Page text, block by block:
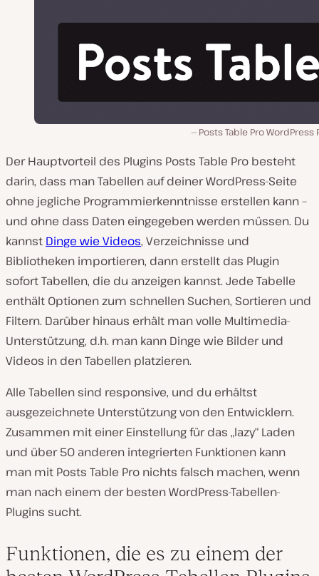
Posts Table Pro WordPress
Der Hauptvorteil des Plugins Posts Table Pro besteht
darin, dass man Tabellen auf deiner WordPress-Seite
ohne jegliche Programmierkenntnisse erstellen kann –
und ohne dass Daten eingegeben werden müssen. Du
kannst Dinge wie Videos, Verzeichnisse und
Bibliotheken importieren, dann erstellt das Plugin
sofort Tabellen, die du anzeigen kannst. Jede Tabelle
enthält Optionen zum schnellen Suchen, Sortieren und
Filtern. Darüber hinaus erhält man volle Multimedia-
Unterstützung, d.h. man kann Dinge wie Bilder und
Videos in den Tabellen platzieren.
Alle Tabellen sind responsive, und du erhältst
ausgezeichnete Unterstützung von den Entwicklern.
Zusammen mit einer Einstellung für das „lazy“ Laden
und über 50 anderen integrierten Funktionen kann
man mit Posts Table Pro nichts falsch machen, wenn
man nach einem der besten WordPress-Tabellen-
Plugins sucht.
Funktionen, die es zu einem der